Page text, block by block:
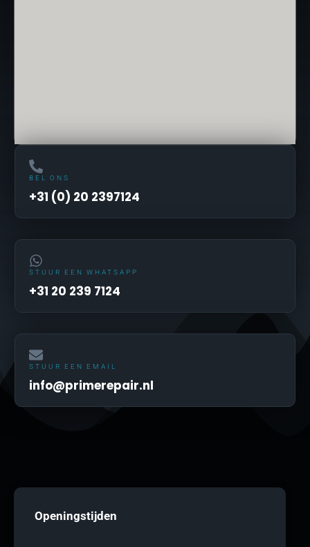
BEL ONS
+31 (0) 20 2397124
STUUR EEN WHATSAPP
+31 20 239 7124
STUUR EEN EMAIL
info@primerepair.nl
Openingstijden